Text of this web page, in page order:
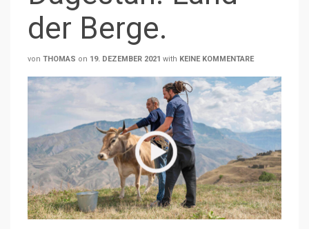
der Berge.
von THOMAS on 19. DEZEMBER 2021 with KEINE KOMMENTARE